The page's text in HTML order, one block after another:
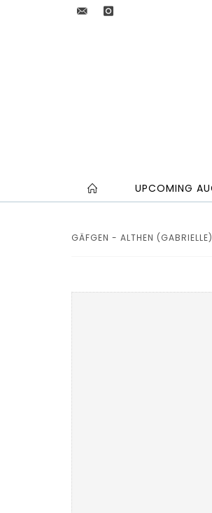
UPCOMING
GÄFGEN - ALTHEN